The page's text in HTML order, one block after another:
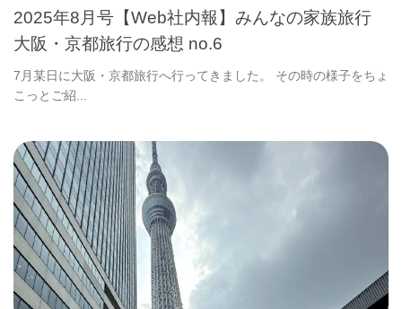
2025年8月号【Web社内報】みんなの家族旅行
大阪・京都旅行の感想 no.6
7月某日に大阪・京都旅行へ行ってきました。 その時の様子をちょ
こっとご紹...